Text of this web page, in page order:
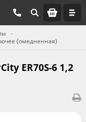
(омедненная)
ER70S-6 1,2